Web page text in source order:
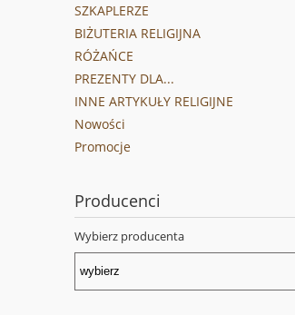
SZKAPLERZE
BIŻUTERIA RELIGIJNA
RÓŻAŃCE
PREZENTY DLA...
INNE ARTYKUŁY RELIGIJNE
Nowości
Promocje
Producenci
Wybierz producenta